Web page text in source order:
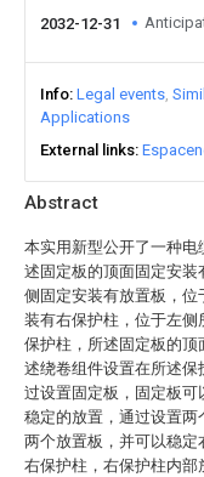
Abstract
本实用新型公开了一种
述固定板的顶面固定安
侧固定安装有放置板，
装有右保护柱，位于左
保护柱，所述固定板的
述绕卷组件设置在所述
过设置固定板，固定板
稳定的放置，通过设置
两个放置板，并可以稳
右保护柱，右保护柱内
2032-12-31
Info Legal events
Applications
External links